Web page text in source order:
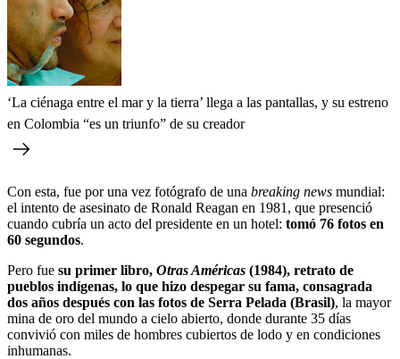
‘La ciénaga entre el mar y la tierra’ llega a las pantallas, y su estreno
en Colombia “es un triunfo” de su creador
Con esta, fue por una vez fotógrafo de una breaking news mundial:
el intento de asesinato de Ronald Reagan en 1981, que presenció
cuando cubría un acto del presidente en un hotel: tomó 76 fotos en
60 segundos.
Pero fue su primer libro, Otras Américas (1984), retrato de
pueblos indígenas, lo que hizo despegar su fama, consagrada
dos años después con las fotos de Serra Pelada (Brasil), la mayor
mina de oro del mundo a cielo abierto, donde durante 35 días
convivió con miles de hombres cubiertos de lodo y en condiciones
inhumanas.